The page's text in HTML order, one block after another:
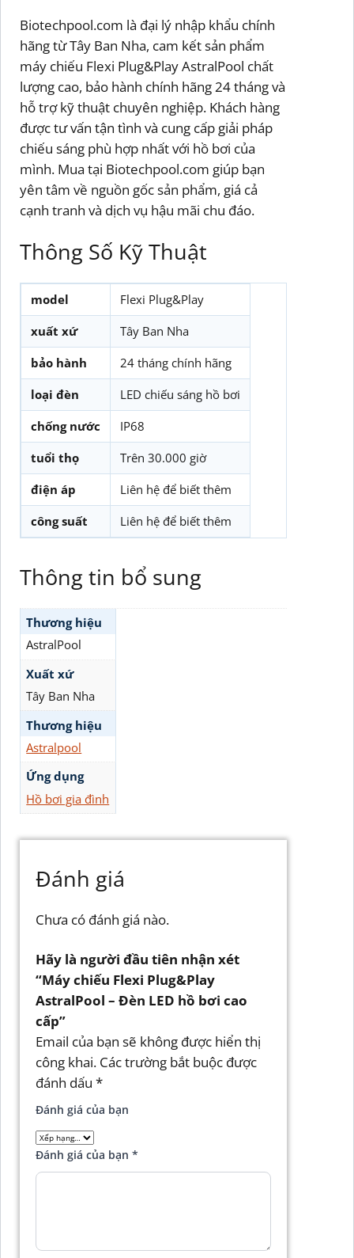
Biotechpool.com là đại lý nhập khẩu chính
hãng từ Tây Ban Nha, cam kết sản phẩm
máy chiếu Flexi Plug&Play AstralPool chất
lượng cao, bảo hành chính hãng 24 tháng và
hỗ trợ kỹ thuật chuyên nghiệp. Khách hàng
được tư vấn tận tình và cung cấp giải pháp
chiếu sáng phù hợp nhất với hồ bơi của
mình. Mua tại Biotechpool.com giúp bạn
yên tâm về nguồn gốc sản phẩm, giá cả
cạnh tranh và dịch vụ hậu mãi chu đáo.
Thông Số Kỹ Thuật
model Flexi Plug&Play
xuất xứ Tây Ban Nha
bảo hành 24 tháng chính hãng
loại đèn LED chiếu sáng hồ bơi
chống nước IP68
tuổi thọ Trên 30.000 giờ
điện áp Liên hệ để biết thêm
công suất Liên hệ để biết thêm
Thông tin bổ sung
Thương hiệu
AstralPool
Xuất xứ
Tây Ban Nha
Thương hiệu
Astralpool
Ứng dụng
Hồ bơi gia đình
Đánh giá
Chưa có đánh giá nào.
Hãy là người đầu tiên nhận xét
“Máy chiếu Flexi Plug&Play
AstralPool – Đèn LED hồ bơi cao
cấp”
Email của bạn sẽ không được hiển thị
công khai. Các trường bắt buộc được
đánh dấu *
Đánh giá của bạn
Đánh giá của bạn *